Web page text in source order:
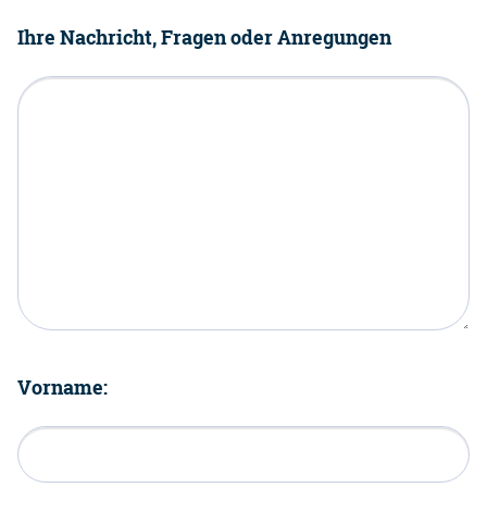
Ihre Nachricht, Fragen oder Anregungen
Vorname: